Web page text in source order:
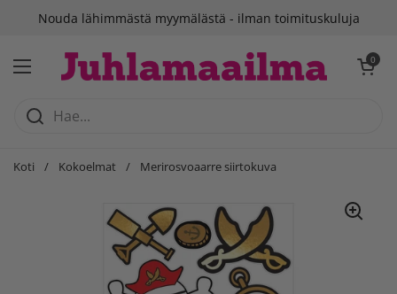
Siirry sisältöön
Nouda lähimmästä myymälästä - ilman toimituskuluja
Avaa valikko
Avaa 0
Koti / Kokoelmat / Merirosvoaarre siirtokuva